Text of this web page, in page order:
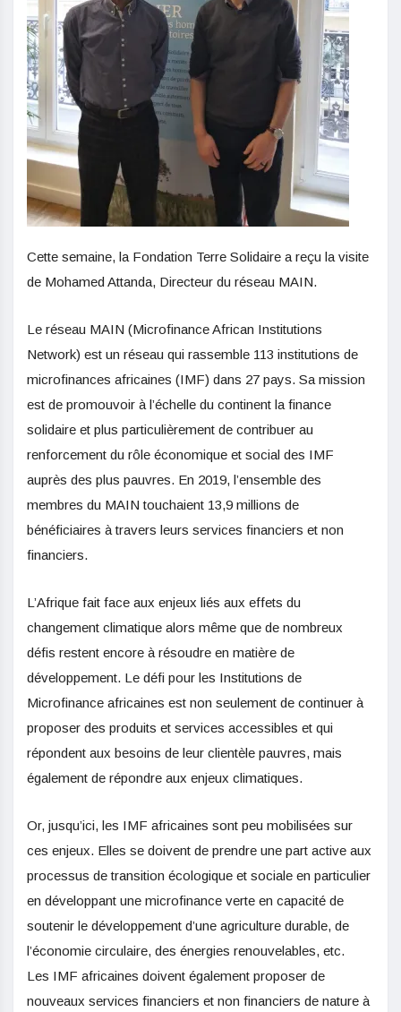
Cette semaine, la Fondation Terre Solidaire a reçu la visite
de Mohamed Attanda, Directeur du réseau MAIN.
Le réseau MAIN (Microfinance African Institutions
Network) est un réseau qui rassemble 113 institutions de
microfinances africaines (IMF) dans 27 pays. Sa mission
est de promouvoir à l’échelle du continent la finance
solidaire et plus particulièrement de contribuer au
renforcement du rôle économique et social des IMF
auprès des plus pauvres. En 2019, l’ensemble des
membres du MAIN touchaient 13,9 millions de
bénéficiaires à travers leurs services financiers et non
financiers.
L’Afrique fait face aux enjeux liés aux effets du
changement climatique alors même que de nombreux
défis restent encore à résoudre en matière de
développement. Le défi pour les Institutions de
Microfinance africaines est non seulement de continuer à
proposer des produits et services accessibles et qui
répondent aux besoins de leur clientèle pauvres, mais
également de répondre aux enjeux climatiques.
Or, jusqu’ici, les IMF africaines sont peu mobilisées sur
ces enjeux. Elles se doivent de prendre une part active aux
processus de transition écologique et sociale en particulier
en développant une microfinance verte en capacité de
soutenir le développement d’une agriculture durable, de
l’économie circulaire, des énergies renouvelables, etc.
Les IMF africaines doivent également proposer de
nouveaux services financiers et non financiers de nature à